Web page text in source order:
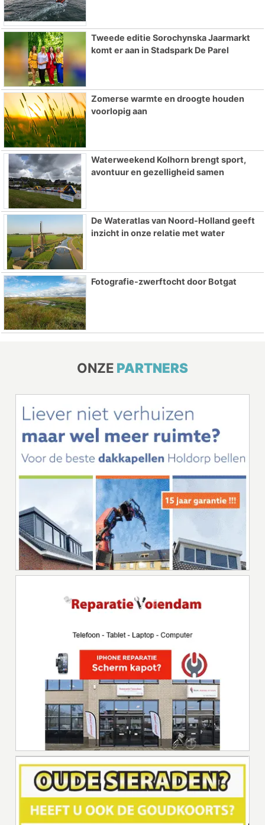
Tweede editie Sorochynska Jaarmarkt
komt er aan in Stadspark De Parel
Zomerse warmte en droogte houden
voorlopig aan
Waterweekend Kolhorn brengt sport,
avontuur en gezelligheid samen
De Wateratlas van Noord-Holland geeft
inzicht in onze relatie met water
Fotografie-zwerftocht door Botgat
ONZE PARTNERS